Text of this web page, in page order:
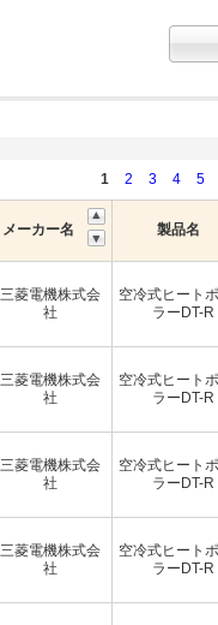
1
2 3 4 5
メーカー名 製品名
三菱電機株式会
社
空冷式ヒート
ラーDT-
三菱電機株式会
社
空冷式ヒート
ラーDT-
三菱電機株式会
社
空冷式ヒート
ラーDT-
三菱電機株式会
社
空冷式ヒート
ラーDT-